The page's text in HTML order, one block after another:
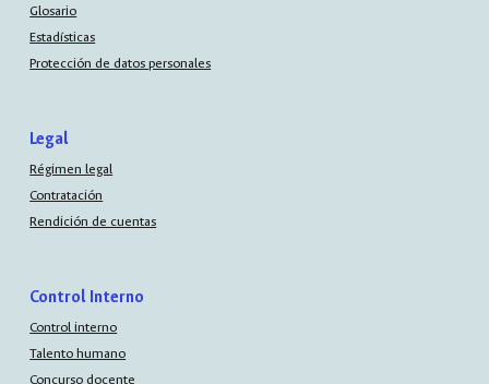
Glosario
Estadísticas
Protección de datos personales
Legal
Régimen legal
Contratación
Rendición de cuentas
Control Interno
Control interno
Talento humano
Concurso docente